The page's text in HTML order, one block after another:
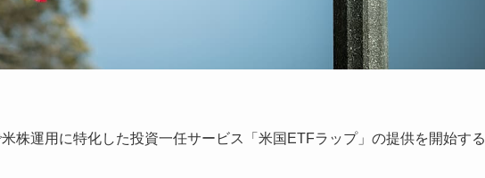
株運用に特化した投資一任サービス「米国ETFラップ」の提供を開始する